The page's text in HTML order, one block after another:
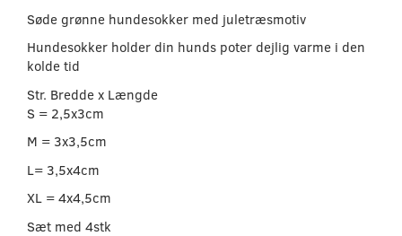
Søde grønne hundesokker med juletræsmotiv
Hundesokker holder din hunds poter dejlig varme i den
kolde tid
Str. Bredde x Længde
S = 2,5x3cm
M = 3x3,5cm
L= 3,5x4cm
XL = 4x4,5cm
Sæt med 4stk